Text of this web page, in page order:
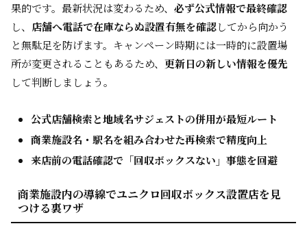
果的です。最新状況は変わるため、 必ず公式情報で最終確認
し、 店舗へ電話で在庫ならぬ設置有無を確認してから向かう
と無駄足を防げます。キャンペーン時期には一時的に設置場
所が変更されることもあるため、 更新日の新しい情報を優先
して判断しましょう。
公式店舗検索と地域名サジェストの併用が最短ルート
商業施設名・駅名を組み合わせた再検索で精度向上
来店前の電話確認で「回収ボックスない」事態を回避
商業施設内の導線でユニクロ回収ボックス設置店を見
つける裏ワザ